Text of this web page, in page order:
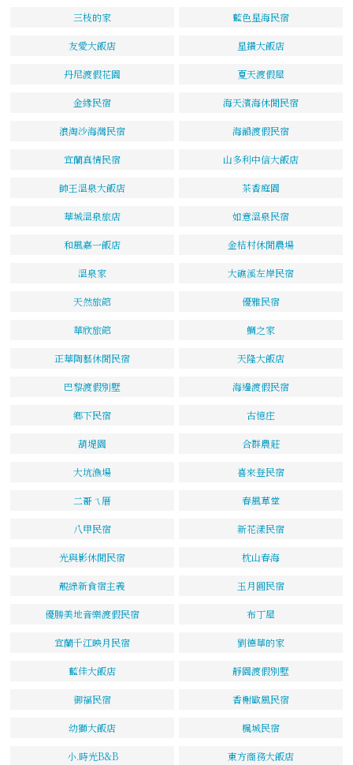
三枝的家 藍色星海民宿
友愛大飯店 星鑽大飯店
丹尼渡假花園 夏天渡假屋
金緣民宿 海天濱海休閒民宿
浪淘沙海灣民宿 海韻渡假民宿
宜蘭真情民宿 山多利中信大飯店
帥王溫泉大飯店 茶香庭園
華城溫泉旅店 如意溫泉民宿
和風嘉一飯店 金桔村休閒農場
溫泉家 大礁溪左岸民宿
天然旅館 優雅民宿
華欣旅館 鯛之家
正華陶藝休閒民宿 天隆大飯店
巴黎渡假別墅 海邊渡假民宿
鄉下民宿 古憶庄
葫堤園 合群農莊
大坑漁場 喜來登民宿
二哥ㄟ厝 春風草堂
八甲民宿 新花漾民宿
光與影休閒民宿 枕山春海
靚綠新食宿主義 玉月圓民宿
優勝美地音樂渡假民宿 布丁屋
宜蘭千江映月民宿 劉德華的家
藍佳大飯店 靜園渡假別墅
御福民宿 香榭歐風民宿
幼獅大飯店 楓城民宿
小.時光B&B 東方商務大飯店